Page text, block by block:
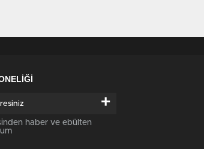
+
haber ve ebülten